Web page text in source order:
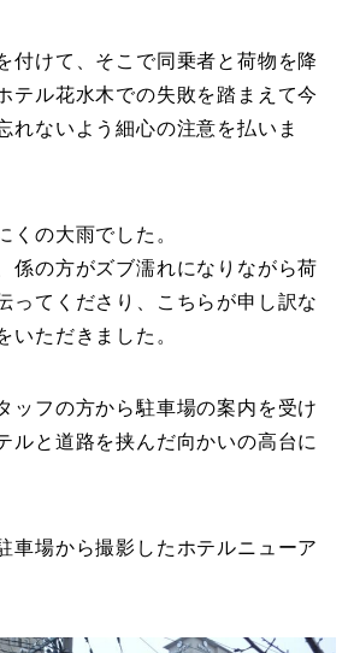
付けて、そこで同乗者と荷物を降
テル花水木での失敗を踏まえて今
れないよう細心の注意を払いま
くの大雨でした。
係の方がズブ濡れになりながら荷
ってくださり、こちらが申し訳な
いただきました。
ッフの方から駐車場の案内を受け
ルと道路を挟んだ向かいの高台に
車場から撮影したホテルニューア